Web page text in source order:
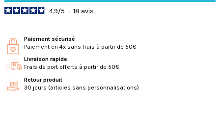
4.9/5 - 18 avis
Paiement sécurisé
Paiement en 4x sans frais à partir de 50€
Livraison rapide
Frais de port offerts à partir de 50€
Retour produit
30 jours (articles sans personnalisations)